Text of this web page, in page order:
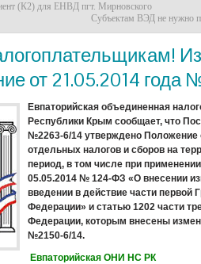
(К2) для ЕНВД пгт. Мирновского
Субъектам ВЭД не нужно
от 21.05.2014 года
Евпаторийская объединенная
Республики Крым сообщает, что
№2263-6/14 утверждено Положение
отдельных налогов и сборов на
период, в том числе при
05.05.2014 № 124-ФЗ «О внесении
введении в действие части первой
Федерации» и статью 1202 части
Федерации, которым внесены
№2150-6/14.
Евпаторийская ОНИ НС РК